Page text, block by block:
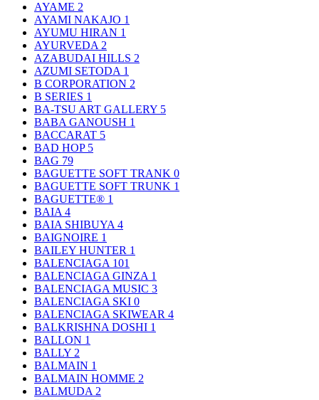
AYAME 2
AYAMI NAKAJO 1
AYUMU HIRAN 1
AYURVEDA2
AZABUDAI HILLS 2
AZUMI SETODA 1
B CORPORATION 2
B SERIES 1
BA-TSU ART GALLERY 5
BABA GANOUSH 1
BACCARAT 5
BAD HOP 5
BAG 79
BAGUETTE SOFT TRANK 0
BAGUETTE SOFT TRUNK 1
BAGUETTE® 1
BAIA4
BAIA SHIBUYA4
BAIGNOIRE 1
BAILEY HUNTER 1
BALENCIAGA 101
BALENCIAGA GINZA 1
BALENCIAGA MUSIC 3
BALENCIAGA SKI 0
BALENCIAGA SKIWEAR 4
BALKRISHNA DOSHI 1
BALLON 1
BALLY 2
BALMAIN 1
BALMAIN HOMME 2
BALMUDA2